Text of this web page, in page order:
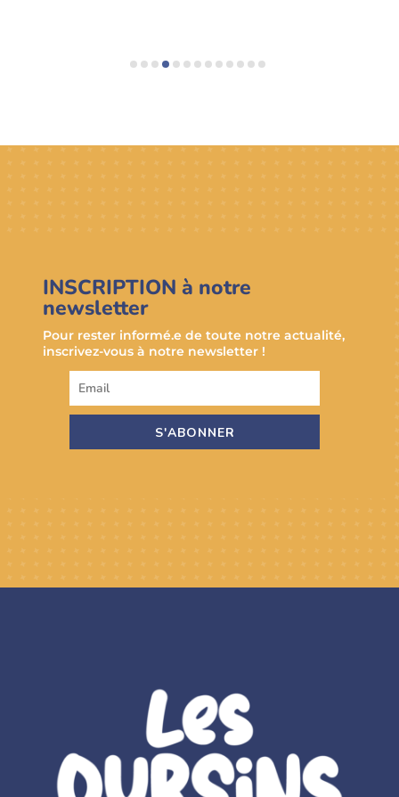
INSCRIPTION à notre
newsletter
Pour rester informé.e de toute notre actualité,
inscrivez-vous à notre newsletter !
S'ABONNER